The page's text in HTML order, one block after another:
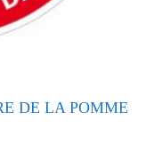
DE LA POMME